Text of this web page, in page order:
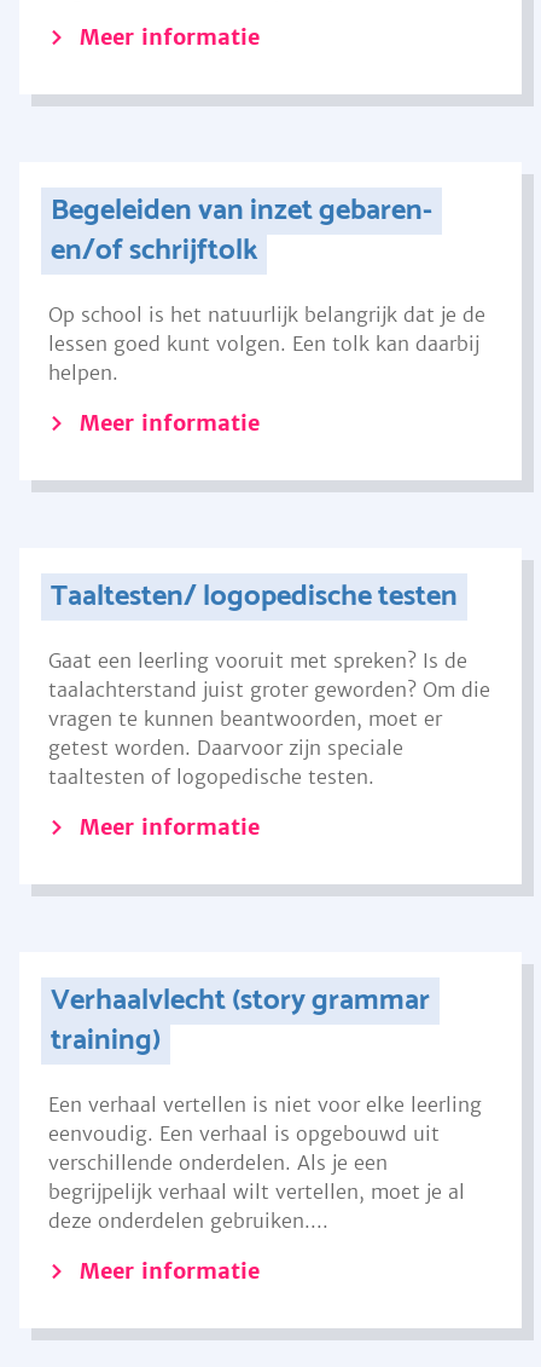
Meer informatie
Begeleiden van inzet gebaren-
en/of schrijftolk
Op school is het natuurlijk belangrijk dat je de
lessen goed kunt volgen. Een tolk kan daarbij
helpen.
Meer informatie
Taaltesten/ logopedische testen
Gaat een leerling vooruit met spreken? Is de
taalachterstand juist groter geworden? Om die
vragen te kunnen beantwoorden, moet er
getest worden. Daarvoor zijn speciale
taaltesten of logopedische testen.
Meer informatie
Verhaalvlecht (story grammar
training)
Een verhaal vertellen is niet voor elke leerling
eenvoudig. Een verhaal is opgebouwd uit
verschillende onderdelen. Als je een
begrijpelijk verhaal wilt vertellen, moet je al
deze onderdelen gebruiken....
Meer informatie